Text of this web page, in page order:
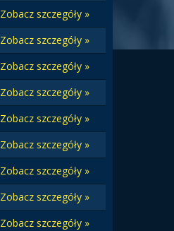
Zobacz szczegóły »
Zobacz szczegóły »
Zobacz szczegóły »
Zobacz szczegóły »
Zobacz szczegóły »
Zobacz szczegóły »
Zobacz szczegóły »
Zobacz szczegóły »
Zobacz szczegóły »